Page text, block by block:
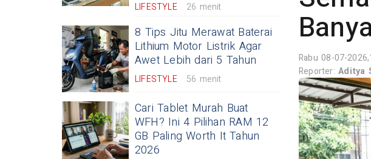
LIFESTYLE 26 menit
8 Tips Jitu Merawat Baterai
Lithium Motor Listrik Agar
Awet Lebih dari 5 Tahun
LIFESTYLE 56 menit
Cari Tablet Murah Buat
WFH? Ini 4 Pilihan RAM 12
GB Paling Worth It Tahun
2026
Rabu 08-07-
Reporter:Aditya